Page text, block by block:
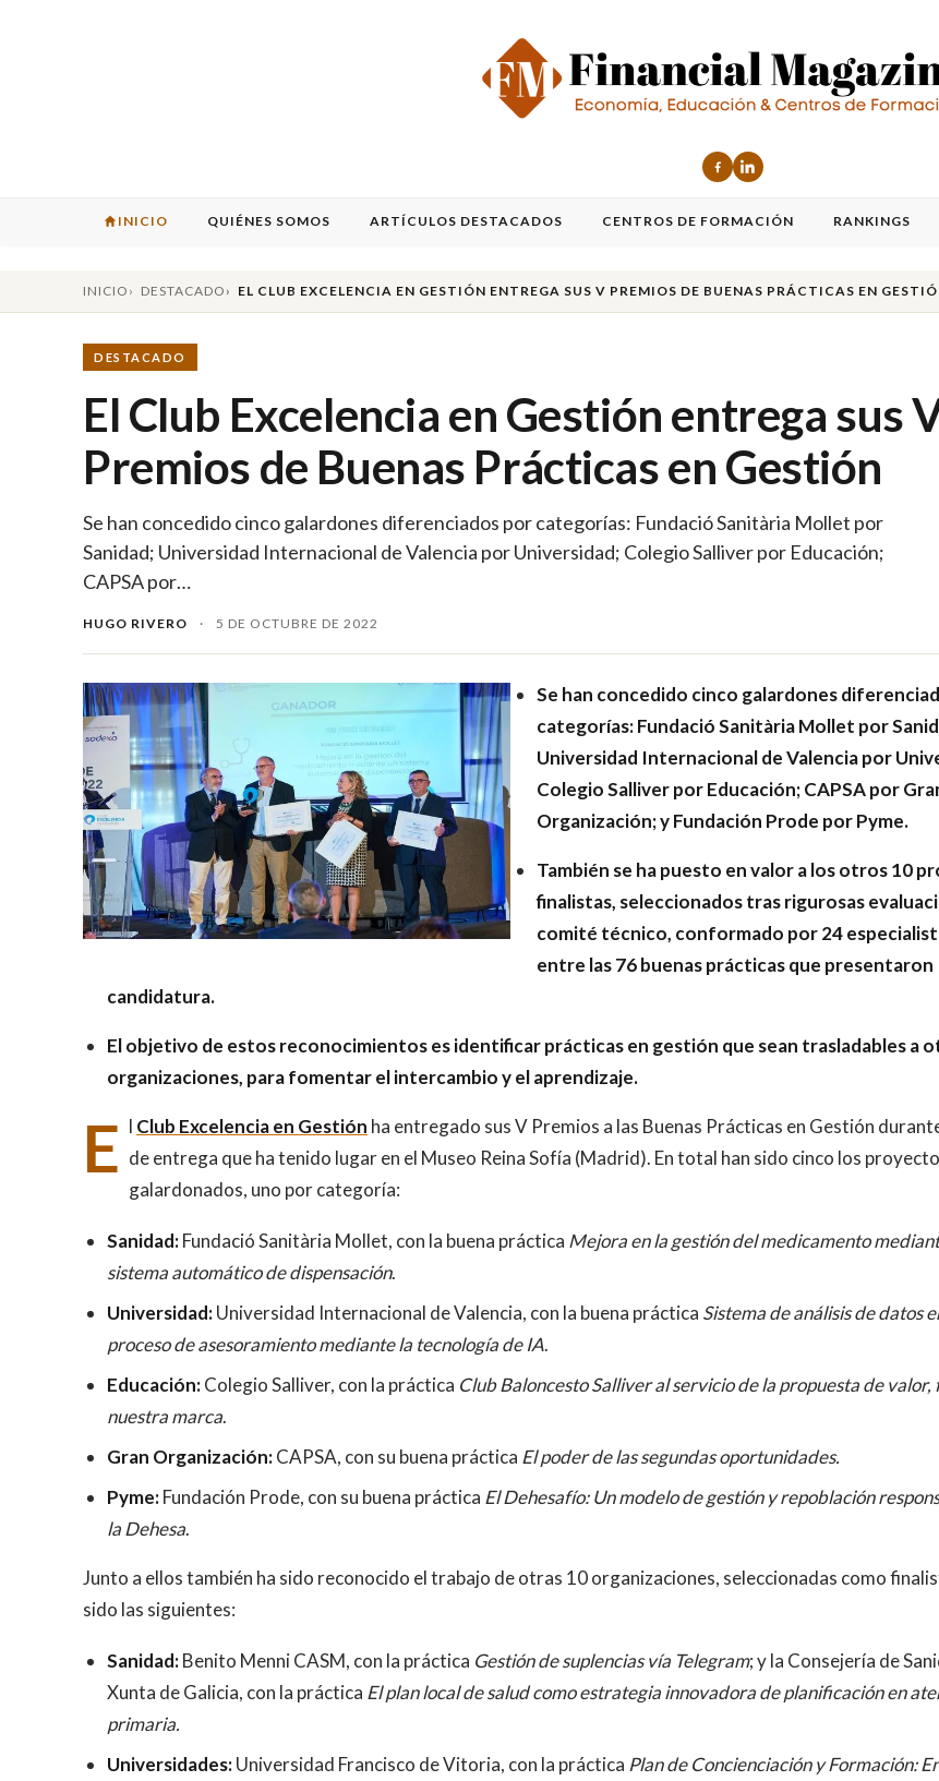
INICIO QUIÉNES SOMOS ARTÍCULOS DESTACADOS CENTROS DE FORMACIÓN RANKINGS
INICIO DESTACADO EL CLUB EXCELENCIA EN GESTIÓN ENTREGA SUS V PREMIOS DE BUENAS PRÁCTICAS EN
DESTACADO
El Club Excelencia en Gestión entrega sus
Premios de Buenas Prácticas en Gestión
Se han concedido cinco galardones diferenciados por categorías: Fundació Sanitària Mollet por
Sanidad; Universidad Internacional de Valencia por Universidad; Colegio Salliver por Educación;
CAPSA por…
HUGO RIVERO · 5 DE OCTUBRE DE 2022
Se han concedido cinco galardones
categorías: Fundació Sanitària Mollet por
Universidad Internacional de Valencia por
Colegio Salliver por Educación; CAPSA por
Organización; y Fundación Prode por Pyme.
También se ha puesto en valor a los otros 10
finalistas, seleccionados tras rigurosas
comité técnico, conformado por 24
entre las 76 buenas prácticas que presentaron
candidatura.
El objetivo de estos reconocimientos es identificar prácticas en gestión que sean trasladables a
organizaciones, para fomentar el intercambio y el aprendizaje.
E l Club Excelencia en Gestión ha entregado sus V Premios a las Buenas Prácticas en Gestión
de entrega que ha tenido lugar en el Museo Reina Sofía (Madrid). En total han sido cinco los
galardonados, uno por categoría:
Sanidad:Fundació Sanitària Mollet, con la buena práctica Mejora en la gestión del medicamento
sistema automático de dispensación.
Universidad:Universidad Internacional de Valencia, con la buena práctica Sistema de análisis de datos
proceso de asesoramiento mediante la tecnología de IA.
Educación:Colegio Salliver, con la práctica Club Baloncesto Salliver al servicio de la propuesta de
nuestra marca.
Gran Organización:CAPSA, con su buena práctica El poder de las segundas oportunidades.
Pyme:Fundación Prode, con su buena práctica El Dehesafío: Un modelo de gestión y repoblación
la Dehesa.
Junto a ellos también ha sido reconocido el trabajo de otras 10 organizaciones, seleccionadas como
sido las siguientes:
Sanidad:Benito Menni CASM, con la práctica Gestión de suplencias vía Telegram; y la Consejería de
Xunta de Galicia, con la práctica El plan local de salud como estrategia innovadora de planificación en
primaria.
Universidades:Universidad Francisco de Vitoria, con la práctica Plan de Concienciación y Formación: